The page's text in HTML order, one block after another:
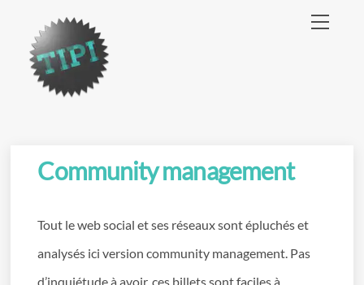
content
Menu
Community management
Tout le web social et ses réseaux sont épluchés et
analysés ici version community management. Pas
d’inquiétude à avoir, ces billets sont faciles à